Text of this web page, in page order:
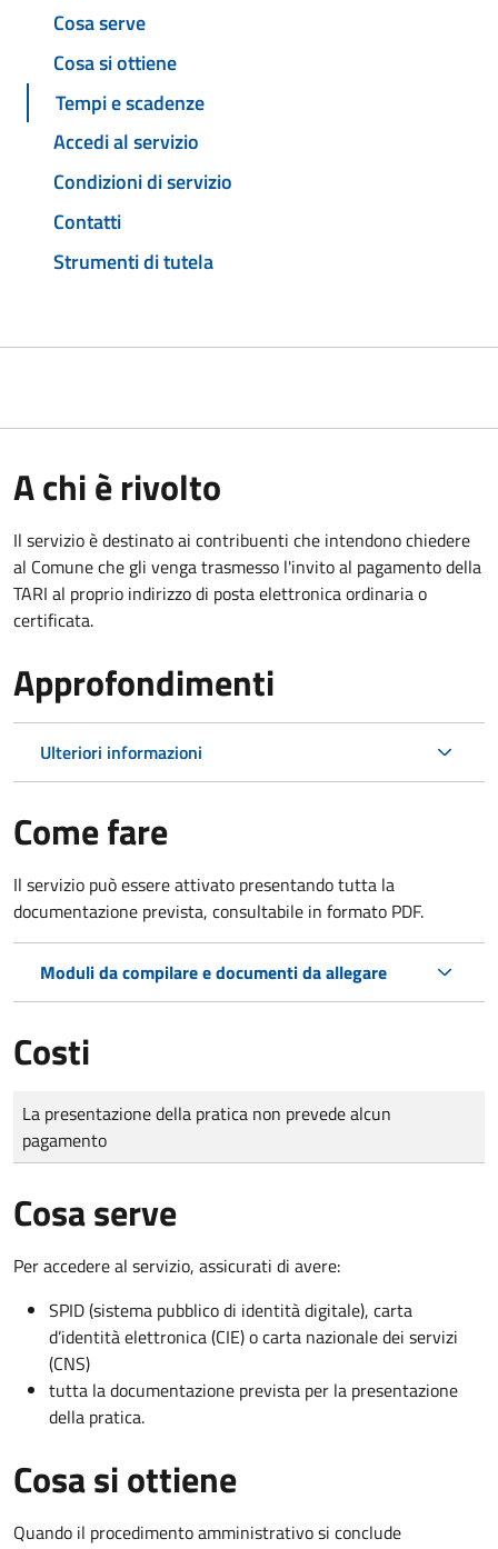
Cosa serve
Cosa si ottiene
Tempi e scadenze
Accedi al servizio
Condizioni di servizio
Contatti
Strumenti di tutela
A chi è rivolto
Il servizio è destinato ai contribuenti che intendono chiedere
al Comune che gli venga trasmesso l'invito al pagamento della
TARI al proprio indirizzo di posta elettronica ordinaria o
certificata.
Approfondimenti
Ulteriori informazioni
Come fare
Il servizio può essere attivato presentando tutta la
documentazione prevista, consultabile in formato PDF.
Moduli da compilare e documenti da allegare
Costi
Tipo di pagamento
Importo
La presentazione della pratica non prevede alcun
pagamento
Cosa serve
Per accedere al servizio, assicurati di avere:
SPID (sistema pubblico di identità digitale), carta
d’identità elettronica (CIE) o carta nazionale dei servizi
(CNS)
tutta la documentazione prevista per la presentazione
della pratica.
Cosa si ottiene
Quando il procedimento amministrativo si conclude